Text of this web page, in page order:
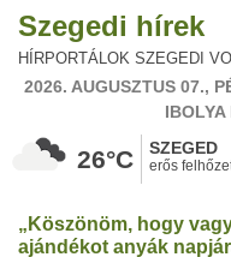
Szegedi hírek
HÍRPORTÁLOK SZEGEDI
2026. AUGUSZTUS 07.,
26°C SZEGED
erős
„Köszönöm, hogy
ajándékot anyák